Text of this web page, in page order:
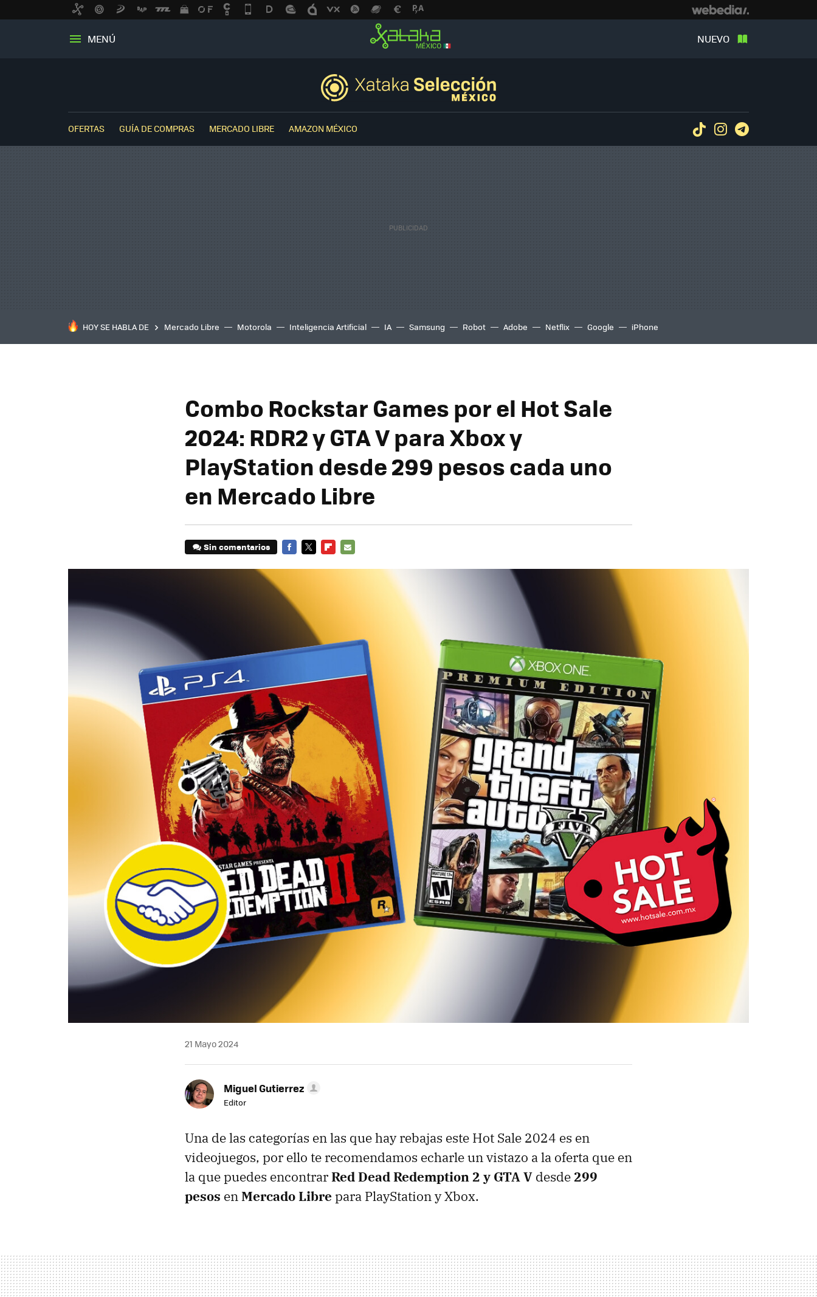
MENÚ NUEVO
OFERTAS GUÍA DE COMPRAS MERCADO LIBRE AMAZON MÉXICO TiktokInstagram
HOY SE HABLA DE Mercado Libre Motorola Inteligencia Artificial IA Samsung Robot Adobe Netflix Google iPhone
Combo Rockstar Games por el Hot Sale
2024: RDR2 y GTA V para Xbox y
PlayStation desde 299 pesos cada uno
en Mercado Libre
Sin comentarios
21 Mayo 2024
Miguel Gutierrez
Editor
Una de las categorías en las que hay rebajas este Hot Sale 2024 es en
videojuegos, por ello te recomendamos echarle un vistazo a la oferta que en
la que puedes encontrarRed Dead Redemption 2 y GTA V desde299
pesos enMercado Libre para PlayStation y Xbox.